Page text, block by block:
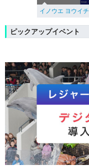
イノウエ ヨウイチ
ピックアップイベント